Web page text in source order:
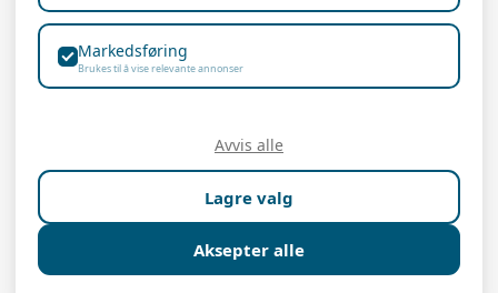
Lienga 6
Personvern og Cookies
Markedsføring
Brukes til å vise relevante annonser
Avvis alle
Lagre valg
Aksepter alle